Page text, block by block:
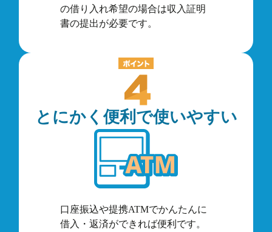
の借り入れ希望の場合は収入証明
書の提出が必要です。
とにかく便利で使いやすい
口座振込や提携ATMでかんたんに
借入・返済ができれば便利です。